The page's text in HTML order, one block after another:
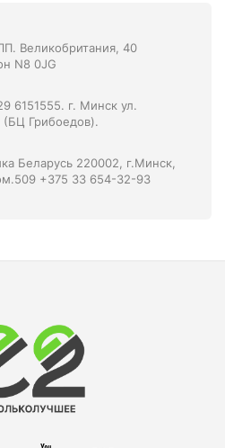
Великобритания, 40
N8 0JG
6151555. г. Минск ул.
(БЦ Грибоедов).
Беларусь 220002, г.Минск,
+375 33 654-32-93